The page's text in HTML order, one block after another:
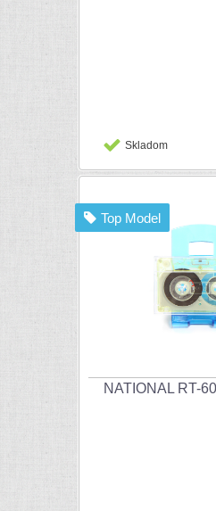
Skladom
NATIONAL RT-
Top Model